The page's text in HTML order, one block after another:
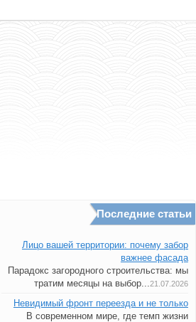
Последние статьи
Лицо вашей территории: почему забор
важнее фасада
Парадокс загородного строительства: мы
тратим месяцы на выбор...21.07.2026
Невидимый фронт переезда и не только
В современном мире, где темп жизни